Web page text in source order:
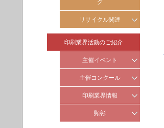
グ
リサイクル関連
古紙リサイクル
印刷業界活動のご紹介
主催イベント
印刷の月
新年交歓会
主催コンクール
造本装幀コンクール
ジャパン パッケージング コ
印刷業界情報
印刷産業の社会・地域貢献
顕彰